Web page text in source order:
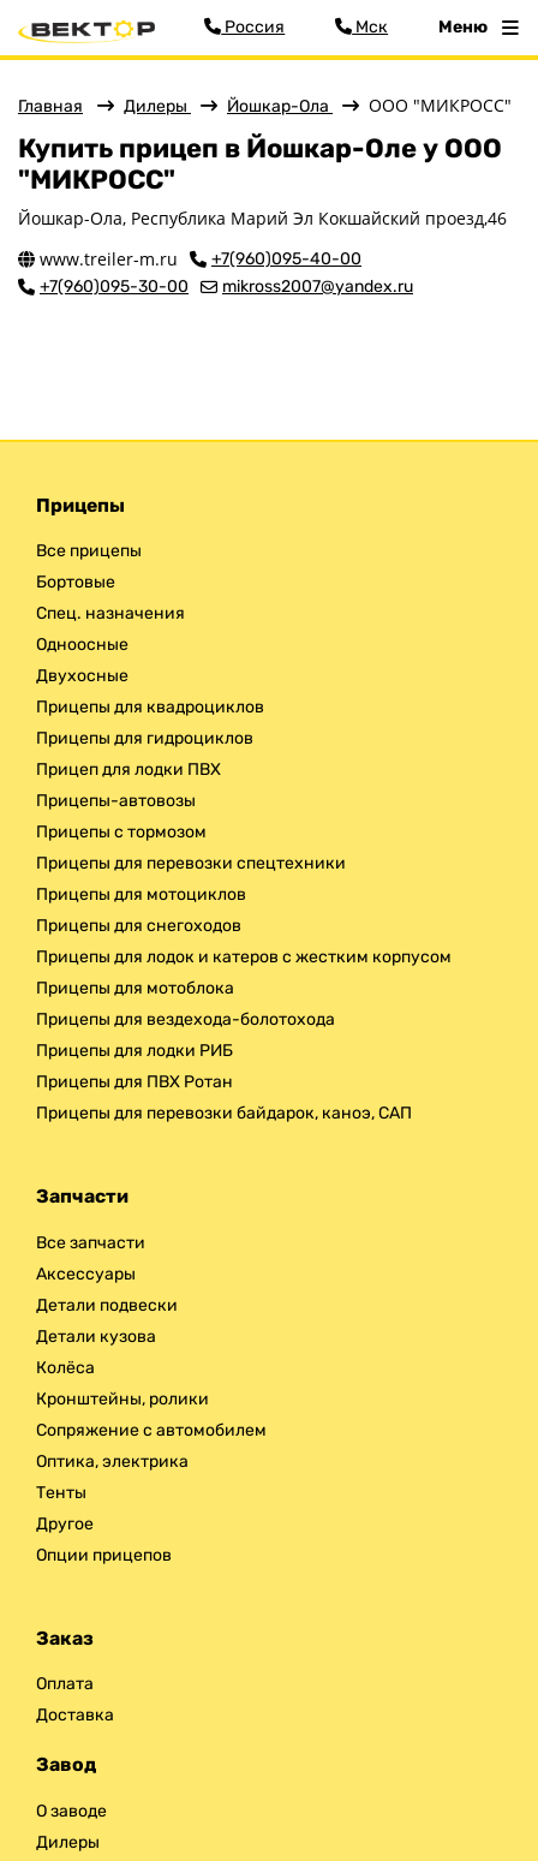
Меню
Прицепы
Запчасти
Хоз. товары
Россия Мск Меню
Главная Дилеры Йошкар-Ола ООО "МИКРОСС"
Купить прицеп в Йошкар-Оле у ООО
"МИКРОСС"
Йошкар-Ола, Республика Марий Эл Кокшайский проезд,46
www.treiler-m.ru
+7(960)095-40-00
+7(960)095-30-00
mikross2007@yandex.ru
Прицепы
Все прицепы
Бортовые
Спец. назначения
Одноосные
Двухосные
Прицепы для квадроциклов
Прицепы для гидроциклов
Прицеп для лодки ПВХ
Прицепы-автовозы
Прицепы с тормозом
Прицепы для перевозки спецтехники
Прицепы для мотоциклов
Прицепы для снегоходов
Прицепы для лодок и катеров с жестким корпусом
Прицепы для мотоблока
Прицепы для вездехода-болотохода
Прицепы для лодки РИБ
Прицепы для ПВХ Ротан
Прицепы для перевозки байдарок, каноэ, САП
Запчасти
Все запчасти
Аксессуары
Детали подвески
Детали кузова
Колёса
Кронштейны, ролики
Сопряжение с автомобилем
Оптика, электрика
Тенты
Другое
Опции прицепов
Заказ
Оплата
Доставка
Завод
О заводе
Дилеры